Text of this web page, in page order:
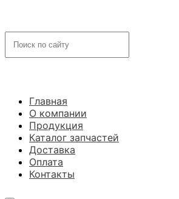
Главная
О компании
Продукция
Каталог запчастей
Доставка
Оплата
Контакты